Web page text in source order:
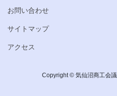
お問い合わせ
サイトマップ
アクセス
Copyright © 気仙沼商工会